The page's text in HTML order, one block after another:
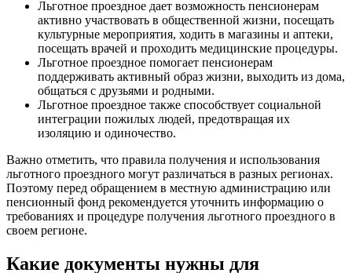
Льготное проездное дает возможность пенсионерам
активно участвовать в общественной жизни, посещать
культурные мероприятия, ходить в магазины и аптеки,
посещать врачей и проходить медицинские процедуры.
Льготное проездное помогает пенсионерам
поддерживать активный образ жизни, выходить из дома,
общаться с друзьями и родными.
Льготное проездное также способствует социальной
интеграции пожилых людей, предотвращая их
изоляцию и одиночество.
Важно отметить, что правила получения и использования
льготного проездного могут различаться в разных регионах.
Поэтому перед обращением в местную администрацию или
пенсионный фонд рекомендуется уточнить информацию о
требованиях и процедуре получения льготного проездного в
своем регионе.
Какие документы нужны для